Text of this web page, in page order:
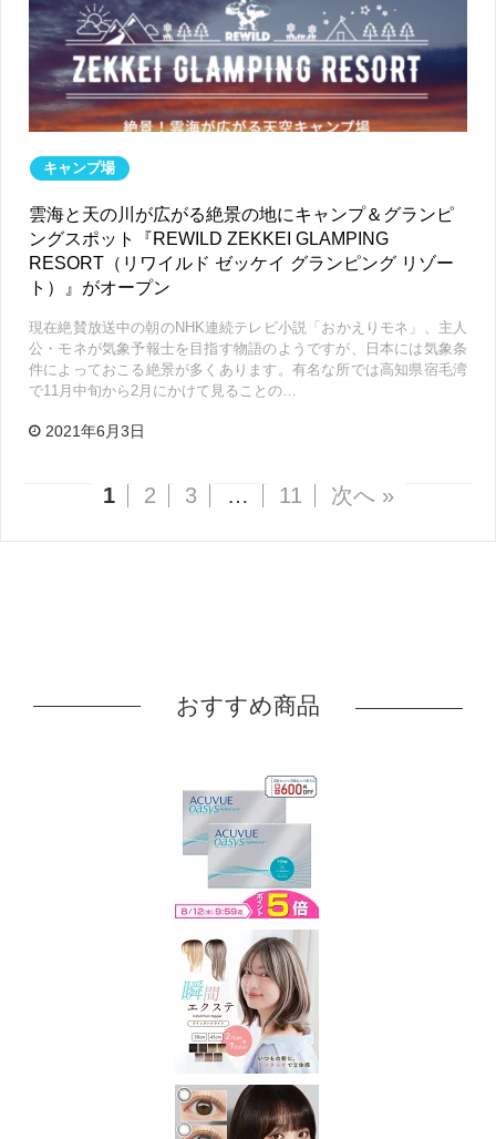
キャンプ場
雲海と天の川が広がる絶景の地にキャンプ＆グランピ
ングスポット『REWILD ZEKKEI GLAMPING
RESORT（リワイルド ゼッケイ グランピング リゾー
ト）』がオープン
現在絶賛放送中の朝のNHK連続テレビ小説「おかえりモネ」、主人
公・モネが気象予報士を目指す物語のようですが、日本には気象条
件によっておこる絶景が多くあります。有名な所では高知県宿毛湾
で11月中旬から2月にかけて見ることの…
2021年6月3日
1 2 3 … 11 次へ »
おすすめ商品